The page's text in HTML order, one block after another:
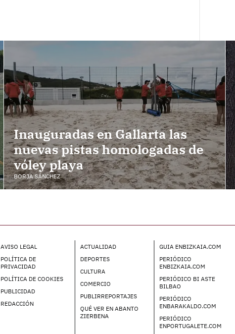
Inauguradas en Gallarta las
nuevas pistas homologadas de
vóley playa
BORJA SÁNCHEZ
AVISO LEGAL
POLÍTICA DE
PRIVACIDAD
POLÍTICA DE COOKIES
PUBLICIDAD
REDACCIÓN
ACTUALIDAD
DEPORTES
CULTURA
COMERCIO
PUBLIRREPORTAJES
QUÉ VER EN ABANTO
ZIERBENA
GUIA ENBIZKAIA.COM
PERIÓDICO
ENBIZKAIA.COM
PERIÓDICO BI ASTE
BILBAO
PERIÓDICO
ENBARAKALDO.COM
PERIÓDICO
ENPORTUGALETE.COM